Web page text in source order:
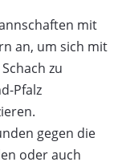
mit
an, um sich mit
zu
Pfalz
gegen die
oder auch